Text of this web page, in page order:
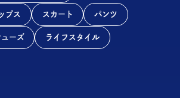
プス スカート パンツ
ューズ ライフスタイル